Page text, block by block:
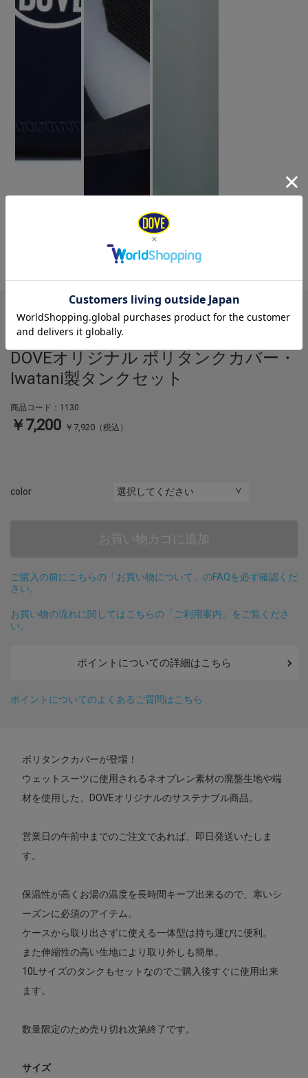
MEN
case
DOVEオリジナル ポリタンクカバー・
Iwatani製タンクセット
商品コード：1130
￥7,200 ￥7,920 （税込）
color
お買い物カゴに追加
ご購入の前にこちらの「お買い物について」のFAQを必ず確認くだ
さい。
お買い物の流れに関してはこちらの「ご利用案内」をご覧くださ
い。
ポイントについての詳細はこちら
ポイントについてのよくあるご質問はこちら
ポリタンクカバーが登場！
ウェットスーツに使用されるネオプレン素材の廃盤生地や端
材を使用した、DOVEオリジナルのサステナブル商品。
営業日の午前中までのご注文であれば、即日発送いたしま
す。
保温性が高くお湯の温度を長時間キープ出来るので、寒いシ
ーズンに必須のアイテム。
ケースから取り出さずに使える一体型は持ち運びに便利。
また伸縮性の高い生地により取り外しも簡単。
10Lサイズのタンクもセットなのでご購入後すぐに使用出来
ます。
数量限定のため売り切れ次第終了です。
サイズ